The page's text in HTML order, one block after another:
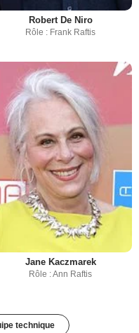
Robert De Niro
Rôle : Frank Raftis
Jane Kaczmarek
Rôle : Ann Raftis
technique